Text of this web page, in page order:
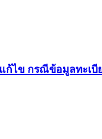
ก้ไข กรณีข้อมูลทะเบี